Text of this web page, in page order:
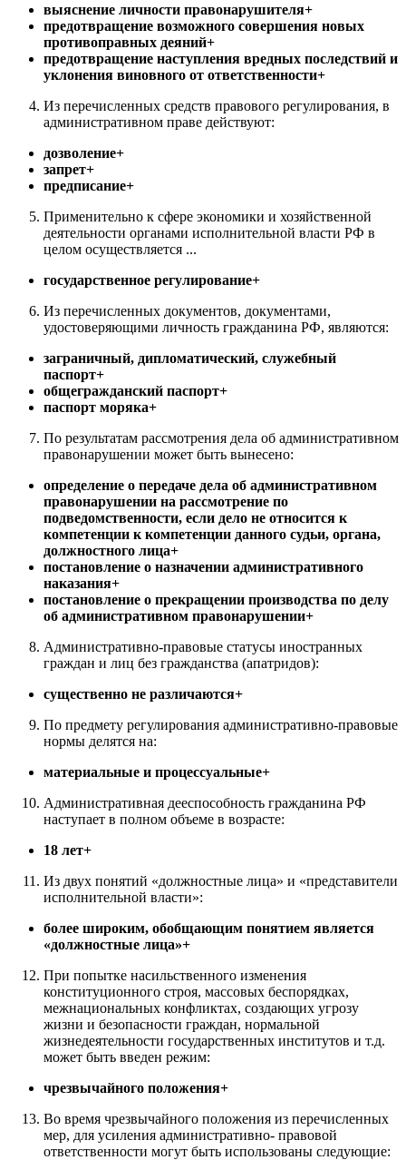
выяснение личности правонарушителя+
предотвращение возможного совершения новых
противоправных деяний+
предотвращение наступления вредных последствий и
уклонения виновного от ответственности+
Из перечисленных средств правового регулирования, в
административном праве действуют:
дозволение+
запрет+
предписание+
Применительно к сфере экономики и хозяйственной
деятельности органами исполнительной власти РФ в
целом осуществляется ...
государственное регулирование+
Из перечисленных документов, документами,
удостоверяющими личность гражданина РФ, являются:
заграничный, дипломатический, служебный
паспорт+
общегражданский паспорт+
паспорт моряка+
По результатам рассмотрения дела об административном
правонарушении может быть вынесено:
определение о передаче дела об административном
правонарушении на рассмотрение по
подведомственности, если дело не относится к
компетенции к компетенции данного судьи, органа,
должностного лица+
постановление о назначении административного
наказания+
постановление о прекращении производства по делу
об административном правонарушении+
Административно-правовые статусы иностранных
граждан и лиц без гражданства (апатридов):
существенно не различаются+
По предмету регулирования административно-правовые
нормы делятся на:
материальные и процессуальные+
Административная дееспособность гражданина РФ
наступает в полном объеме в возрасте:
18 лет+
Из двух понятий «должностные лица» и «представители
исполнительной власти»:
более широким, обобщающим понятием является
«должностные лица»+
При попытке насильственного изменения
конституционного строя, массовых беспорядках,
межнациональных конфликтах, создающих угрозу
жизни и безопасности граждан, нормальной
жизнедеятельности государственных институтов и т.д.
может быть введен режим:
чрезвычайного положения+
Во время чрезвычайного положения из перечисленных
мер, для усиления административно- правовой
ответственности могут быть использованы следующие: